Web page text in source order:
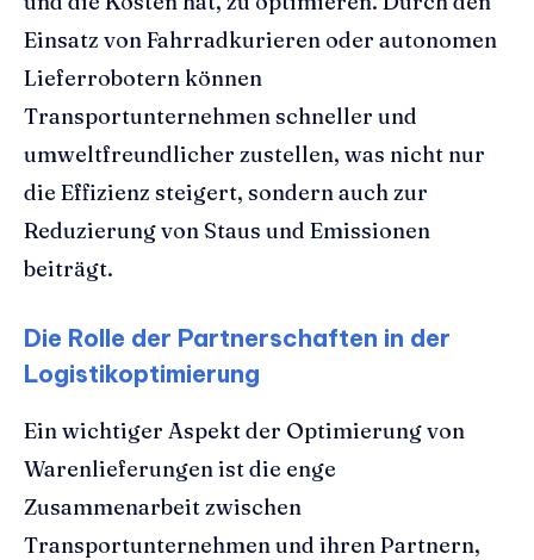
Einsatz von Fahrradkurieren oder autonomen
Lieferrobotern können
Transportunternehmen schneller und
umweltfreundlicher zustellen, was nicht nur
die Effizienz steigert, sondern auch zur
Reduzierung von Staus und Emissionen
beiträgt.
Die Rolle der Partnerschaften in der
Logistikoptimierung
Ein wichtiger Aspekt der Optimierung von
Warenlieferungen ist die enge
Zusammenarbeit zwischen
Transportunternehmen und ihren Partnern,